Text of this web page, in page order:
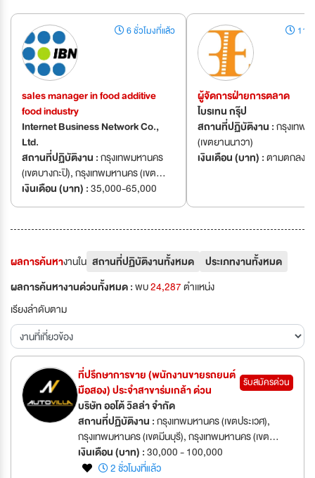
6 ชั่วโมงที่แล้ว
sales manager in food additive
food industry
Internet Business Network Co.,
Ltd.
สถานที่ปฏิบัติงาน :
(เขตบางกะปิ), กรุงเทพมหานคร (เขต
บึงกุ่ม), กรุงเทพมหานคร (เขต
ลาดพร้าว), กรุงเทพมหานคร (เขต
สวนหลวง)
เงินเดือน (บาท) :35,000-65,000
11
ผู้จัดการฝ่ายการตลาด
ไบรเทน กรุ๊ป
สถานที่ปฏิบัติงาน :
(เขตยานนาวา)
เงินเดือน (บาท) :ตามตกลง
ผลการค้นหางานใน สถานที่ปฏิบัติงานทั้งหมด
ประเภทงานทั้งหมด
ผลการค้นหางานด่วนทั้งหมด :พบ24,287ตำเเหน่ง
เรียงลำดับตาม
ที่ปรึกษาการขาย (พนักงานขายรถยนต์
มือสอง) ประจำสาขาร่มเกล้า ด่วน
รับสมัครด่วน
บริษัท ออโต้ วิลล่า จำกัด
สถานที่ปฏิบัติงาน :กรุงเทพมหานคร (เขตประเวศ),
กรุงเทพมหานคร (เขตมีนบุรี), กรุงเทพมหานคร (เขต
ยานนาวา), กรุงเทพมหานคร (เขตลาดกระบัง),
กรุงเทพมหานคร (เขตสวนหลวง)
เงินเดือน (บาท) :30,000 - 100,000
2 ชั่วโมงที่แล้ว